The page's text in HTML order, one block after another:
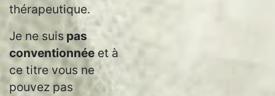
thérapeutique.
Je ne suis pas
conventionnée et à
ce titre vous ne
pouvez pas